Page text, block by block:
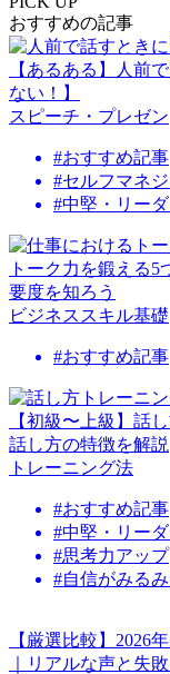
おすすめの記事
【あるある】人前
ない！】
スピーチ・プレゼン
#おすすめ記事
#セルフマネ
#中堅・リー
トーク力を鍛える
要度を知ろう
ビジネススキル基礎
#おすすめ記事
【初級〜上級】話
話し方の特徴を解説
トレーニング法
#おすすめ記事
#中堅・リー
#思考力アップ
#自信がみる
【厳選比較】2026
｜リアルな声と失